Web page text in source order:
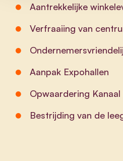
Aantrekkelijke
Verfraaiing van
Aanpak Expohallen
Opwaardering Kanaal
Bestrijding van de